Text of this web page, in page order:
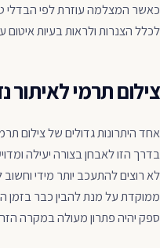
כאשר המצלמה עוזרת לפי
לכלל הצנרות ולראות בעיות
צילום תרמי לאיתור
אחד היתרונות גדולים של צילום
בדרך הזו לאבחן בצורה יעילה
לא רוצים להתעכב יותר מידי
ממוקדת על מנת להבין כבר בזמן
ספק יהיה פתרון מעולה במקרה